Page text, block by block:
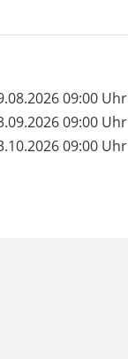
09:00 Uhr
09:00 Uhr
09:00 Uhr